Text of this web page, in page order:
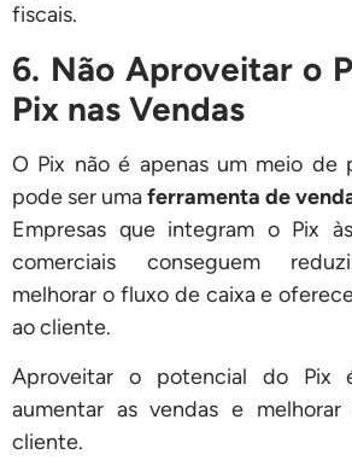
fiscais.
6. Não Aproveitar o
Pix nas Vendas
O Pix não é apenas um meio
pode ser umaferramenta de
Empresas que integram o Pix
comerciais conseguem
melhorar o fluxo de caixa e
ao cliente.
Aproveitar o potencial do Pix
aumentar as vendas e
cliente.